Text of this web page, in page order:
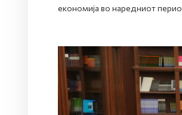
економија во наредниот